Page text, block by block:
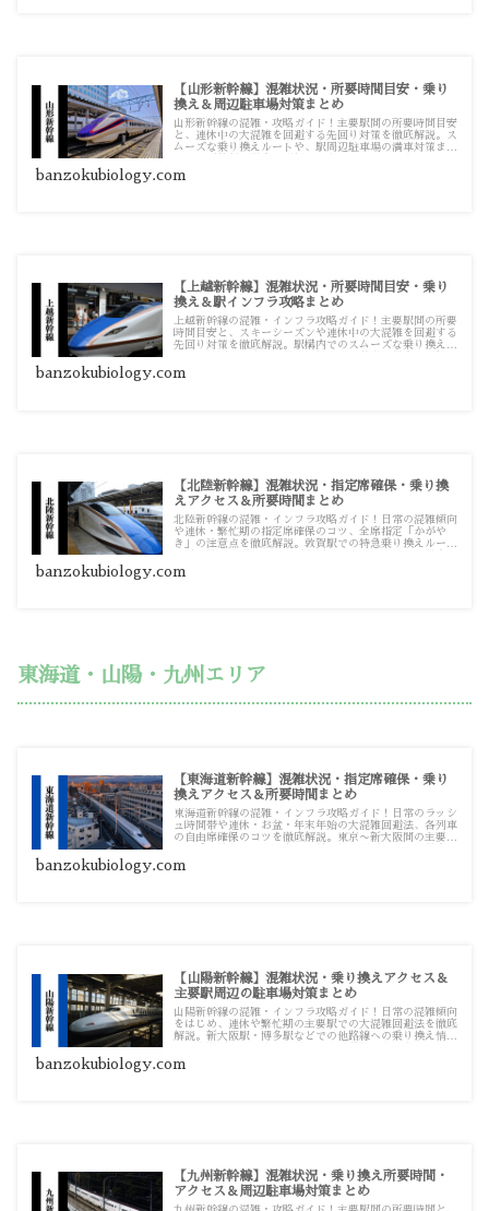
【山形新幹線】混雑状況・所要時間目安・乗り
換え＆周辺駐車場対策まとめ
山形新幹線の混雑・攻略ガイド！主要駅間の所要時間目安
と、連休中の大混雑を回避する先回り対策を徹底解説。ス
ムーズな乗り換えルートや、駅周辺駐車場の満車対策ま
banzokubiology.com
【上越新幹線】混雑状況・所要時間目安・乗り
換え＆駅インフラ攻略まとめ
上越新幹線の混雑・インフラ攻略ガイド！主要駅間の所要
時間目安と、スキーシーズンや連休中の大混雑を回避する
先回り対策を徹底解説。駅構内でのスムーズな乗り換えル
報をまとめています。
banzokubiology.com
【北陸新幹線】混雑状況・指定席確保・乗り換
えアクセス＆所要時間まとめ
北陸新幹線の混雑・インフラ攻略ガイド！日常の混雑傾向
や連休・繁忙期の指定席確保のコツ、全席指定「かがや
き」の注意点を徹底解説。敦賀駅での特急乗り換えルート
詳細記事をまとめています。
banzokubiology.com
東海道・山陽・九州エリア
【東海道新幹線】混雑状況・指定席確保・乗り
換えアクセス＆所要時間まとめ
東海道新幹線の混雑・インフラ攻略ガイド！日常のラッシ
ュ時間帯や連休・お盆・年末年始の大混雑回避法、各列車
の自由席確保のコツを徹底解説。東京〜新大阪間の主要駅
詳細記事をまとめています。
banzokubiology.com
【山陽新幹線】混雑状況・乗り換えアクセス＆
主要駅周辺の駐車場対策まとめ
山陽新幹線の混雑・インフラ攻略ガイド！日常の混雑傾向
をはじめ、連休や繁忙期の主要駅での大混雑回避法を徹底
解説。新大阪駅・博多駅などでの他路線への乗り換え情報
います。
banzokubiology.com
【九州新幹線】混雑状況・乗り換え所要時間・
アクセス＆周辺駐車場対策まとめ